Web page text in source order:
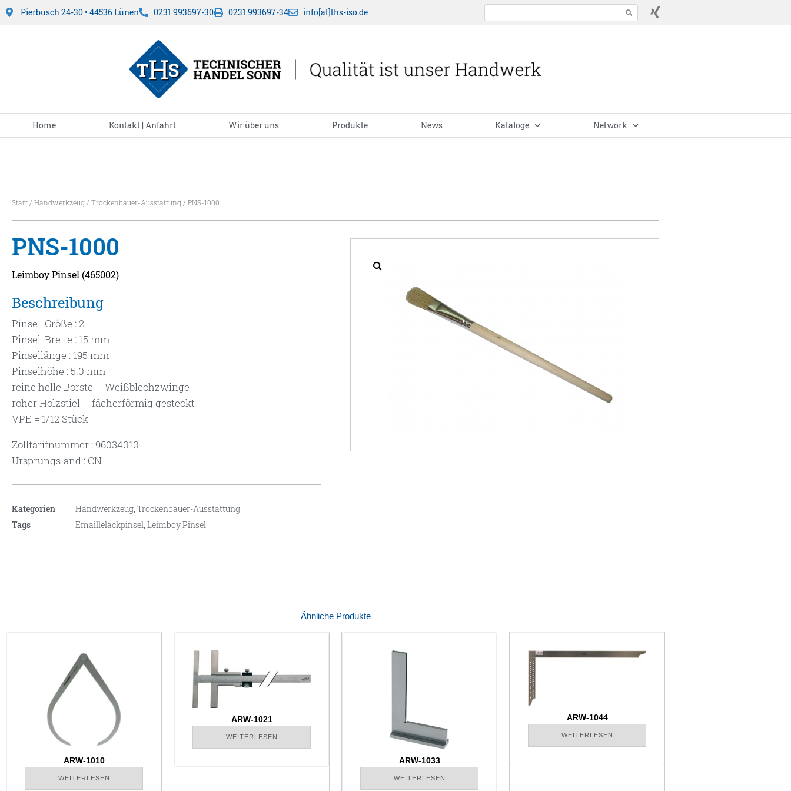
Pierbusch 24-30 • 44536 Lünen 0231 993697-30 0231 993697-34 info[at]ths-iso.de
Home Kontakt | Anfahrt Wir über uns Produkte News Kataloge Network
Start / Handwerkzeug / Trockenbauer-Ausstattung / PNS-1000
PNS-1000
Leimboy Pinsel (465002)
Beschreibung
Pinsel-Größe : 2
Pinsel-Breite : 15 mm
Pinsellänge : 195 mm
Pinselhöhe : 5.0 mm
reine helle Borste – Weißblechzwinge
roher Holzstiel – fächerförmig gesteckt
VPE = 1/12 Stück
Zolltarifnummer : 96034010
Ursprungsland : CN
Kategorien Handwerkzeug,Trockenbauer-Ausstattung
Tags
Emaillelackpinsel,Leimboy Pinsel
Ähnliche Produkte
ARW-1010
WEITERLESEN
ARW-1021
WEITERLESEN
ARW-1033
WEITERLESEN
ARW-1044
WEITERLESEN